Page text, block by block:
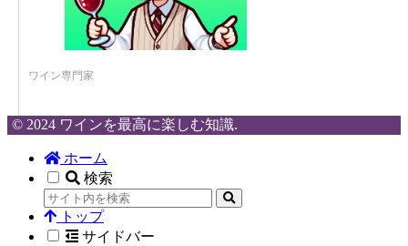
ワイン専門家
© 2024 ワインを最高に楽しむ知識.
ホーム
検索
トップ
サイドバー